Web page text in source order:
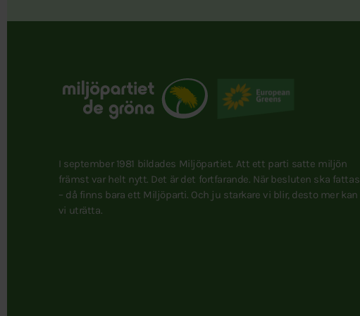
I september 1981 bildades Miljöpartiet. Att ett parti satte miljön
främst var helt nytt. Det är det fortfarande. När besluten ska fattas
– då finns bara ett Miljöparti. Och ju starkare vi blir, desto mer kan
vi uträtta.